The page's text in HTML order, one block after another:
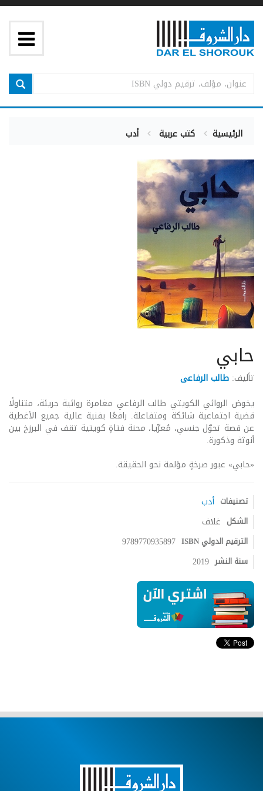
الرئيسية كتب عربية أدب
حابي
تأليف: طالب الرفاعى
يخوض الروائي الكويتي طالب الرفاعي مغامرة روائية جريئة، متناولًا
قضية اجتماعية شائكة ومتفاعلة. رافعًا بفنية عالية جميع الأغطية
عن قصة تحوّل جنسي، مُعرِّيا، محنة فتاةٍ كويتية تقف في البرزخ بين
أنوثة وذكورة.
«حابي» عبور صرخةٍ مؤلمة نحو الحقيقة.
تصنيفات أدب
الشكل غلاف
الترقيم الدولي ISBN 9789770935897
سنة النشر 2019